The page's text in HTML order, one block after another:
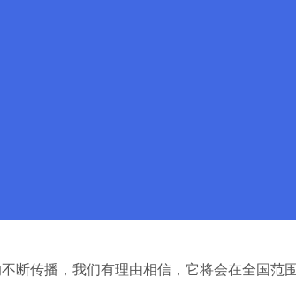
断传播，我们有理由相信，它将会在全国范